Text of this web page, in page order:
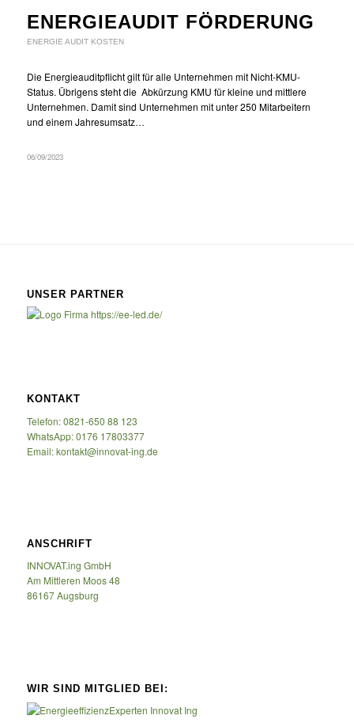
ENERGIEAUDIT FÖRDERUNG
ENERGIE AUDIT KOSTEN
Die Energieauditpflicht gilt für alle Unternehmen mit Nicht-KMU-
Status. Übrigens steht die Abkürzung KMU für kleine und mittlere
Unternehmen. Damit sind Unternehmen mit unter 250 Mitarbeitern
und einem Jahresumsatz…
06/09/2023
UNSER PARTNER
KONTAKT
Telefon: 0821-650 88 123
WhatsApp: 0176 17803377
Email: kontakt@innovat-ing.de
ANSCHRIFT
INNOVAT.ing GmbH
Am Mittleren Moos 48
86167 Augsburg
WIR SIND MITGLIED BEI: